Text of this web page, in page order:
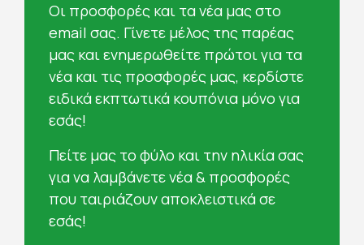
Oι προσφορές και τα νέα μας στο
email σας. Γίνετε μέλος της παρέας
μας και ενημερωθείτε πρώτοι για τα
νέα και τις προσφορές μας, κερδίστε
ειδικά εκπτωτικά κουπόνια μόνο για
εσάς!
Πείτε μας το φύλο και την ηλικία σας
για να λαμβάνετε νέα & προσφορές
που ταιριάζουν αποκλειστικά σε
εσάς!